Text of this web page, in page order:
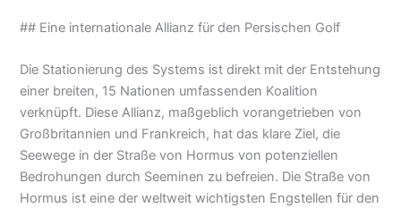
## Eine internationale Allianz für den Persischen Golf
Die Stationierung des Systems ist direkt mit der Entstehung
einer breiten, 15 Nationen umfassenden Koalition
verknüpft. Diese Allianz, maßgeblich vorangetrieben von
Großbritannien und Frankreich, hat das klare Ziel, die
Seewege in der Straße von Hormus von potenziellen
Bedrohungen durch Seeminen zu befreien. Die Straße von
Hormus ist eine der weltweit wichtigsten Engstellen für den